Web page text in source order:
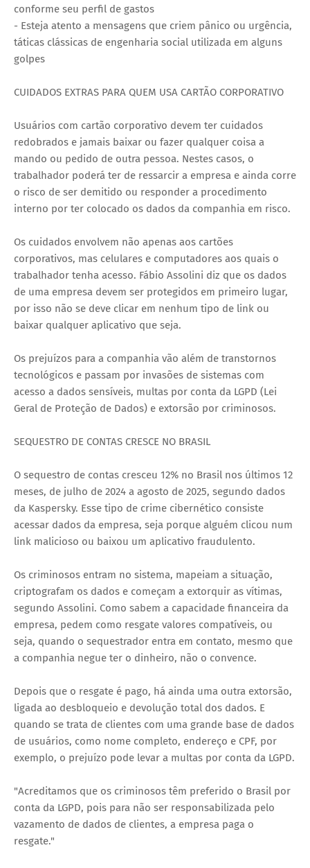
conforme seu perfil de gastos
- Esteja atento a mensagens que criem pânico ou urgência,
táticas clássicas de engenharia social utilizada em alguns
golpes
CUIDADOS EXTRAS PARA QUEM USA CARTÃO CORPORATIVO
Usuários com cartão corporativo devem ter cuidados
redobrados e jamais baixar ou fazer qualquer coisa a
mando ou pedido de outra pessoa. Nestes casos, o
trabalhador poderá ter de ressarcir a empresa e ainda corre
o risco de ser demitido ou responder a procedimento
interno por ter colocado os dados da companhia em risco.
Os cuidados envolvem não apenas aos cartões
corporativos, mas celulares e computadores aos quais o
trabalhador tenha acesso. Fábio Assolini diz que os dados
de uma empresa devem ser protegidos em primeiro lugar,
por isso não se deve clicar em nenhum tipo de link ou
baixar qualquer aplicativo que seja.
Os prejuízos para a companhia vão além de transtornos
tecnológicos e passam por invasões de sistemas com
acesso a dados sensíveis, multas por conta da LGPD (Lei
Geral de Proteção de Dados) e extorsão por criminosos.
SEQUESTRO DE CONTAS CRESCE NO BRASIL
O sequestro de contas cresceu 12% no Brasil nos últimos 12
meses, de julho de 2024 a agosto de 2025, segundo dados
da Kaspersky. Esse tipo de crime cibernético consiste
acessar dados da empresa, seja porque alguém clicou num
link malicioso ou baixou um aplicativo fraudulento.
Os criminosos entram no sistema, mapeiam a situação,
criptografam os dados e começam a extorquir as vítimas,
segundo Assolini. Como sabem a capacidade financeira da
empresa, pedem como resgate valores compatíveis, ou
seja, quando o sequestrador entra em contato, mesmo que
a companhia negue ter o dinheiro, não o convence.
Depois que o resgate é pago, há ainda uma outra extorsão,
ligada ao desbloqueio e devolução total dos dados. E
quando se trata de clientes com uma grande base de dados
de usuários, como nome completo, endereço e CPF, por
exemplo, o prejuízo pode levar a multas por conta da LGPD.
"Acreditamos que os criminosos têm preferido o Brasil por
conta da LGPD, pois para não ser responsabilizada pelo
vazamento de dados de clientes, a empresa paga o
resgate."